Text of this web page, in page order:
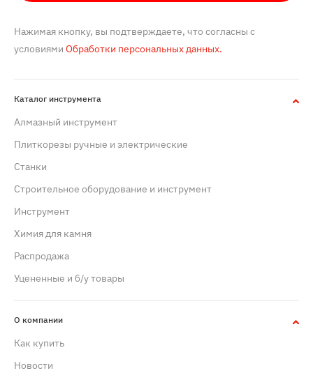
Нажимая кнопку, вы подтверждаете, что согласны с
условиями Обработки персональных данных.
Каталог инструмента
Алмазный инструмент
Плиткорезы ручные и электрические
Станки
Строительное оборудование и инструмент
Инструмент
Химия для камня
Распродажа
Уцененные и б/у товары
О компании
Как купить
Новости